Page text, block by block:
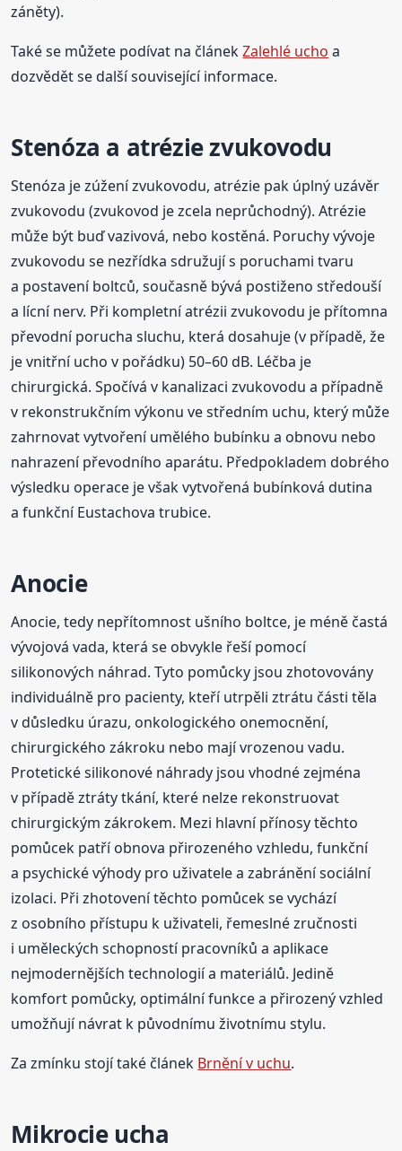
záněty).
Také se můžete podívat na článekZalehlé ucho a
dozvědět se další související informace.
Stenóza a atrézie zvukovodu
Stenóza je zúžení zvukovodu, atrézie pak úplný uzávěr
zvukovodu (zvukovod je zcela neprůchodný). Atrézie
může být buď vazivová, nebo kostěná. Poruchy vývoje
zvukovodu se nezřídka sdružují s poruchami tvaru
a postavení boltců, současně bývá postiženo středouší
a lícní nerv. Při kompletní atrézii zvukovodu je přítomna
převodní porucha sluchu, která dosahuje (v případě, že
je vnitřní ucho v pořádku) 50–60 dB. Léčba je
chirurgická. Spočívá v kanalizaci zvukovodu a případně
v rekonstrukčním výkonu ve středním uchu, který může
zahrnovat vytvoření umělého bubínku a obnovu nebo
nahrazení převodního aparátu. Předpokladem dobrého
výsledku operace je však vytvořená bubínková dutina
a funkční Eustachova trubice.
Anocie
Anocie, tedy nepřítomnost ušního boltce, je méně častá
vývojová vada, která se obvykle řeší pomocí
silikonových náhrad. Tyto pomůcky jsou zhotovovány
individuálně pro pacienty, kteří utrpěli ztrátu části těla
v důsledku úrazu, onkologického onemocnění,
chirurgického zákroku nebo mají vrozenou vadu.
Protetické silikonové náhrady jsou vhodné zejména
v případě ztráty tkání, které nelze rekonstruovat
chirurgickým zákrokem. Mezi hlavní přínosy těchto
pomůcek patří obnova přirozeného vzhledu, funkční
a psychické výhody pro uživatele a zabránění sociální
izolaci. Při zhotovení těchto pomůcek se vychází
z osobního přístupu k uživateli, řemeslné zručnosti
i uměleckých schopností pracovníků a aplikace
nejmodernějších technologií a materiálů. Jedině
komfort pomůcky, optimální funkce a přirozený vzhled
umožňují návrat k původnímu životnímu stylu.
Za zmínku stojí také článek Brnění v uchu.
Mikrocie ucha